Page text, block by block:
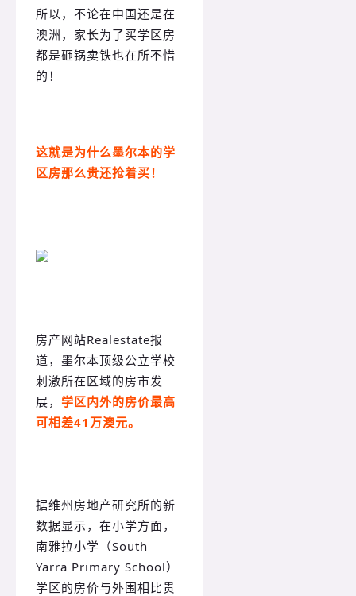
所以，不论在中国还是在
澳洲，家长为了买学区房
都是砸锅卖铁也在所不惜
的！
这就是为什么墨尔本的学
区房那么贵还抢着买！
房产网站Realestate报
道，墨尔本顶级公立学校
刺激所在区域的房市发
展， 学区内外的房价最高
可相差41万澳元。
据维州房地产研究所的新
数据显示，在小学方面，
南雅拉小学（South
Yarra Primary School）
学区的房价与外围相比贵